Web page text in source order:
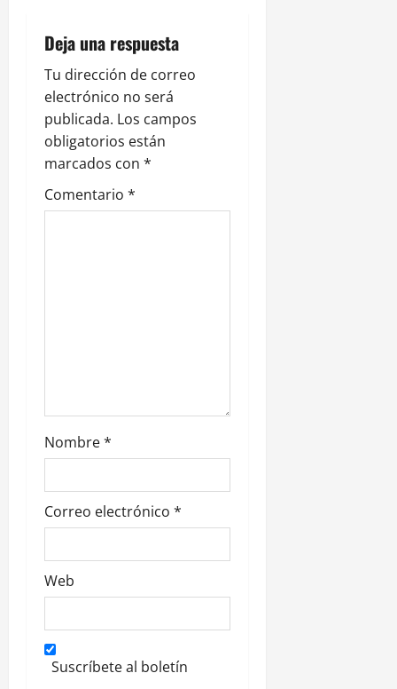
c
i
ó
n
d
e
a
d
a
s
Deja una respuesta
Tu dirección de correo
electrónico no será
publicada. Los campos
obligatorios están
marcados con *
Comentario *
Nombre*
Correo electrónico *
Web
Suscríbete al boletín